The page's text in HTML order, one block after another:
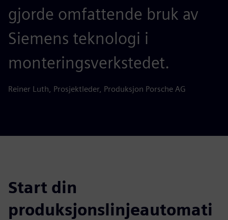
gjorde omfattende bruk av
Siemens teknologi i
monteringsverkstedet.
Reiner Luth, Prosjektleder, Produksjon Porsche AG
Start din
produksjonslinjeautomati